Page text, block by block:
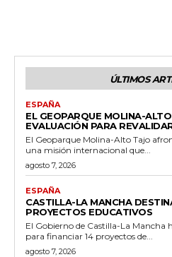
ÚLTIMOS
ESPAÑA
EL GEOPARQUE MOLINA-
EVALUACIÓN PARA
El Geoparque Molina-Alto Tajo
una misión internacional que...
agosto 7, 2026
ESPAÑA
CASTILLA-LA MANCHA
PROYECTOS EDUCATIVOS
El Gobierno de Castilla-La Mancha
para financiar 14 proyectos de...
agosto 7, 2026